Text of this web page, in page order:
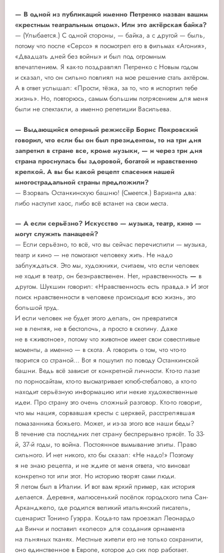
— В одной из публикаций именно Петренко назван вашим
«крестным театральным отцом». Или это актёрская байка?
— (Улыбается.) С одной стороны, — байка, а с другой — быль,
потому что после «Серсо» я посмотрел его в фильмах «Агония»,
«Двадцать дней без войны» и был под огромным
впечатлением. Я как-то поздравлял Петренко с Новым годом
и сказал, что он сильно повлиял на мое решение стать актёром.
А в ответ услышал: «Прости, тёзка, за то, что я испортил тебе
жизнь». Но, повторюсь, самым большим потрясением для меня
были не спектакли, а именно репетиции Васильева.
— Выдающийся оперный режиссёр Борис Покровский
говорил, что если бы он был президентом, то на три дня
запретил в стране все, кроме музыки, — и через три дня
страна проснулась бы здоровой, богатой и нравственно
крепкой. А вы бы какой рецепт спасения нашей
многострадальной страны предложили?
— Взорвать Останкинскую башню! (Смеется.) Варианта два:
либо наступит хаос, либо всё встанет на свои места.
— А если серьёзно? Искусство — музыка, театр, кино —
могут служить панацеей?
— Если серьёзно, то всё, что вы сейчас перечислили — музыка,
театр и кино — не помогают человеку жить. Не надо
заблуждаться. Это мы, художники, считаем, что если человек
не ходит в театр, он безнравственен. Нет, нравственность — в
другом. Шукшин говорил: «Нравственность есть правда.» И этот
поиск нравственности в человеке происходит всю жизнь, это
большой труд.
И если человек не будет этого делать, он превратится
не в лентяя, не в бестолочь, а просто в скотину. Даже
не в «животное», потому что животное имеет свои совестливые
моменты, а именно — в скота. А говорить о том, что что-то
творится со страной... Вот я пошутил по поводу Останкинской
башни. Ведь всё зависит от конкретной личности. Кто-то лазит
по порносайтам, кто-то высматривает ютюб-стебалово, а кто-то
находит серьёзную информацию или некие художественные
идеи. Про страну это очень сложный разговор. Кто-то говорит,
что мы нация, сорвавшая кресты с церквей, расстрелявшая
помазанника божьего. Может, и из-за этого все наши беды?
В течение ста последних лет страну беспрерывно трясёт. То 33-
й, 37-й годы, то война. Постоянное вымывание элиты. Право
сильного. И нет никого, кто бы сказал: «Не надо!» Поэтому
я не знаю рецепта, и не ждите от меня ответа, что виноват
конкретно тот или этот. Но историю творят сами люди.
Я летом был в Италии. И вот вам яркий пример, как история
делается. Деревня, малюсенький посёлок городского типа Сан-
Арканджело, где родился великий итальянский писатель,
сценарист Тонино Гуэрра. Когда-то там проезжал Леонардо
да Винчи и поставил «колесо» для создания орнамента
на льняных тканях. Местные жители его не только сохранили,
оно единственное в Европе, которое до сих пор работает.